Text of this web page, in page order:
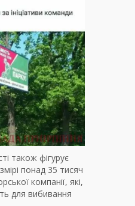
також фігурує
понад 35 тисяч
компанії, які,
для вибивання